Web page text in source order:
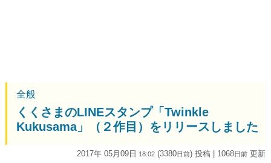
全般
くくさまのLINEスタンプ「Twinkle
Kukusama」（２作目）をリリースしました
2017年 05月09日 18:02 (3380日前) 投稿 | 1068日前 更新